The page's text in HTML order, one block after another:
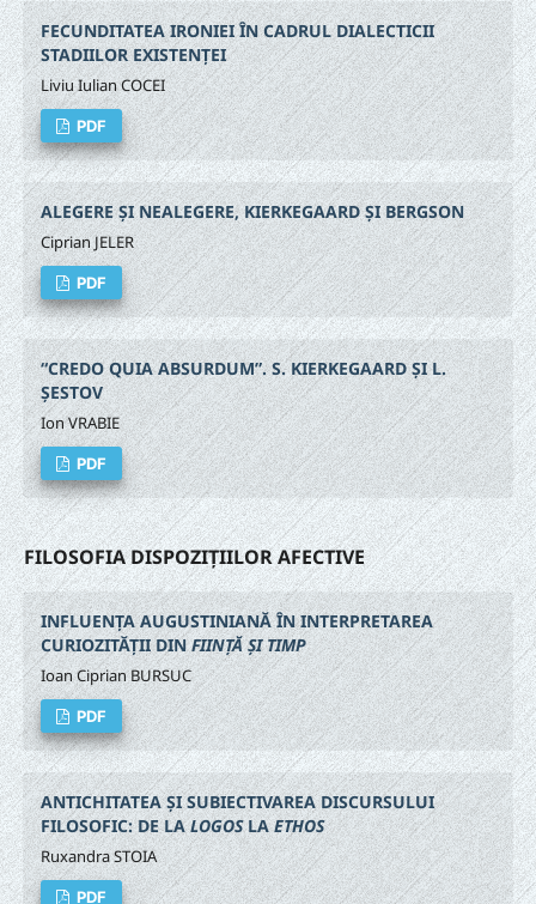
FECUNDITATEA IRONIEI ÎN CADRUL DIALECTICII
STADIILOR EXISTENȚEI
Liviu Iulian COCEI
PDF
ALEGERE ȘI NEALEGERE, KIERKEGAARD ȘI BERGSON
Ciprian JELER
PDF
“CREDO QUIA ABSURDUM”. S. KIERKEGAARD ȘI L.
ȘESTOV
Ion VRABIE
PDF
FILOSOFIA DISPOZIȚIILOR AFECTIVE
INFLUENȚA AUGUSTINIANĂ ÎN INTERPRETAREA
CURIOZITĂȚII DIN FIINȚĂ ȘI TIMP
Ioan Ciprian BURSUC
PDF
ANTICHITATEA ȘI SUBIECTIVAREA DISCURSULUI
FILOSOFIC: DE LALOGOSLAETHOS
Ruxandra STOIA
PDF